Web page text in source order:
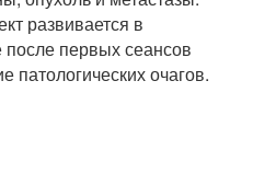
развивается в
первых сеансов
патологических очагов.